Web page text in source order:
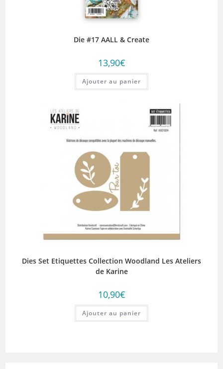
Die #17 AALL & Create
13,90€
Ajouter au panier
Dies Set Etiquettes Collection Woodland Les Ateliers
de Karine
10,90€
Ajouter au panier